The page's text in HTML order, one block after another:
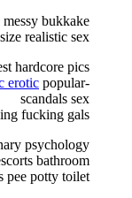
bukkake
realistic sex.
hardcore pics
erotic popular-
scandals sex
fucking gals.
psychology
bathroom
pee potty toilet.